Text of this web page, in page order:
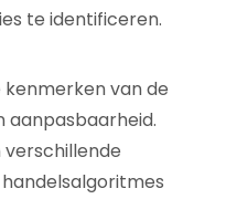
te identificeren.
kenmerken van de
aanpasbaarheid.